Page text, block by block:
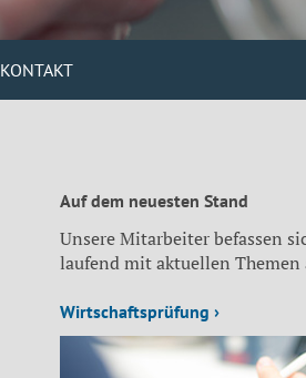
KONTAKT
Auf dem neuesten Stand
Unsere Mitarbeiter befassen
laufend mit aktuellen Themen
Wirtschaftsprüfung ›